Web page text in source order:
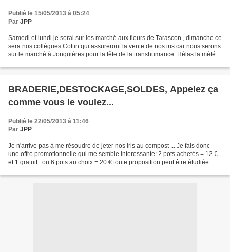
Publié le 15/05/2013 à 05:24
Par JPP
Samedi et lundi je serai sur les marché aux fleurs de Tarascon , dimanche ce
sera nos collègues Cottin qui assureront la vente de nos iris car nous serons
sur le marché à Jonquières pour la fête de la transhumance. Hélas la météo
BRADERIE,DESTOCKAGE,SOLDES, Appelez ça
comme vous le voulez...
Publié le 22/05/2013 à 11:46
Par JPP
Je n'arrive pas à me résoudre de jeter nos iris au compost ... Je fais donc
une offre promotionnelle qui me semble interessante: 2 pots achetés = 12 €
et 1 gratuit . ou 6 pots au choix = 20 € toute proposition peut être étudiée